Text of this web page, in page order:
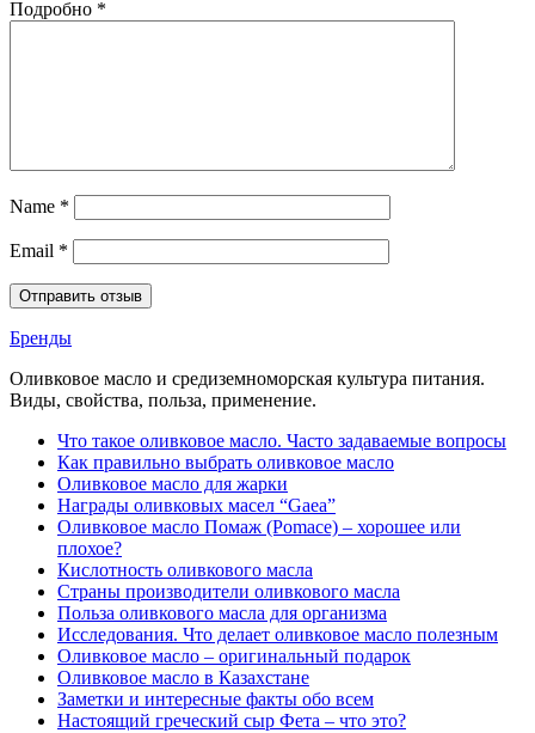
Подробно *
Name *
Email *
Бренды
Оливковое масло и средиземноморская культура питания.
Виды, свойства, польза, применение.
Что такое оливковое масло. Часто задаваемые вопросы
Как правильно выбрать оливковое масло
Оливковое масло для жарки
Награды оливковых масел “Gaea”
Оливковое масло Помаж (Pomace) – хорошее или
плохое?
Кислотность оливкового масла
Страны производители оливкового масла
Польза оливкового масла для организма
Исследования. Что делает оливковое масло полезным
Оливковое масло – оригинальный подарок
Оливковое масло в Казахстане
Заметки и интересные факты обо всем
Настоящий греческий сыр Фета – что это?